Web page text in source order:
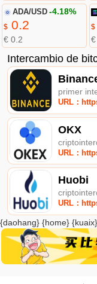
ADA/USD -4.18%
$0.2
€ 0.2
$
Intercambio de
primer
URL：
OKX
URL：
Huobi
URL：
{daohang} {home}